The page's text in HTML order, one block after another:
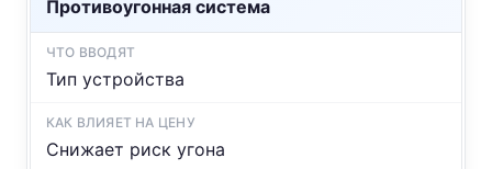
Противоугонная система
Тип устройства
Снижает риск угона